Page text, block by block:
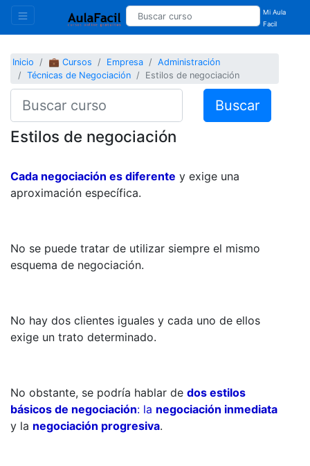
Mi Aula
Facil
Inicio 💼 Cursos Empresa
Administración
Técnicas de Negociación
Estilos de negociación
Buscar
Estilos de negociación
Cada negociación es diferente y exige una
aproximación específica.
No se puede tratar de utilizar siempre el mismo
esquema de negociación.
No hay dos clientes iguales y cada uno de ellos
exige un trato determinado.
No obstante, se podría hablar de dos estilos
básicos de negociación: la negociación inmediata
y la negociación progresiva.